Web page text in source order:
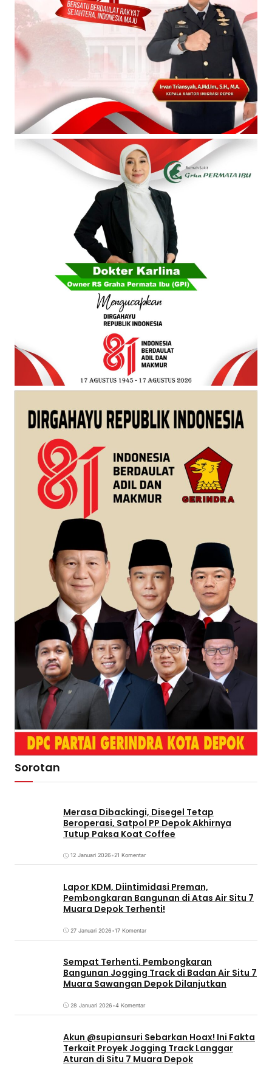
Sorotan
Merasa Dibackingi, Disegel Tetap
Beroperasi, Satpol PP Depok Akhirnya
Tutup Paksa Koat Coffee
12 Januari 2026•21 Komentar
Lapor KDM, Diintimidasi Preman,
Pembongkaran Bangunan di Atas Air Situ 7
Muara Depok Terhenti!
27 Januari 2026•17 Komentar
Sempat Terhenti, Pembongkaran
Bangunan Jogging Track di Badan Air Situ 7
Muara Sawangan Depok Dilanjutkan
28 Januari 2026•4 Komentar
Akun @supiansuri Sebarkan Hoax! Ini Fakta
Terkait Proyek Jogging Track Langgar
Aturan di Situ 7 Muara Depok